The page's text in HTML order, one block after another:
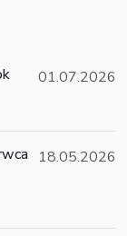
01.07.2026
18.05.2026